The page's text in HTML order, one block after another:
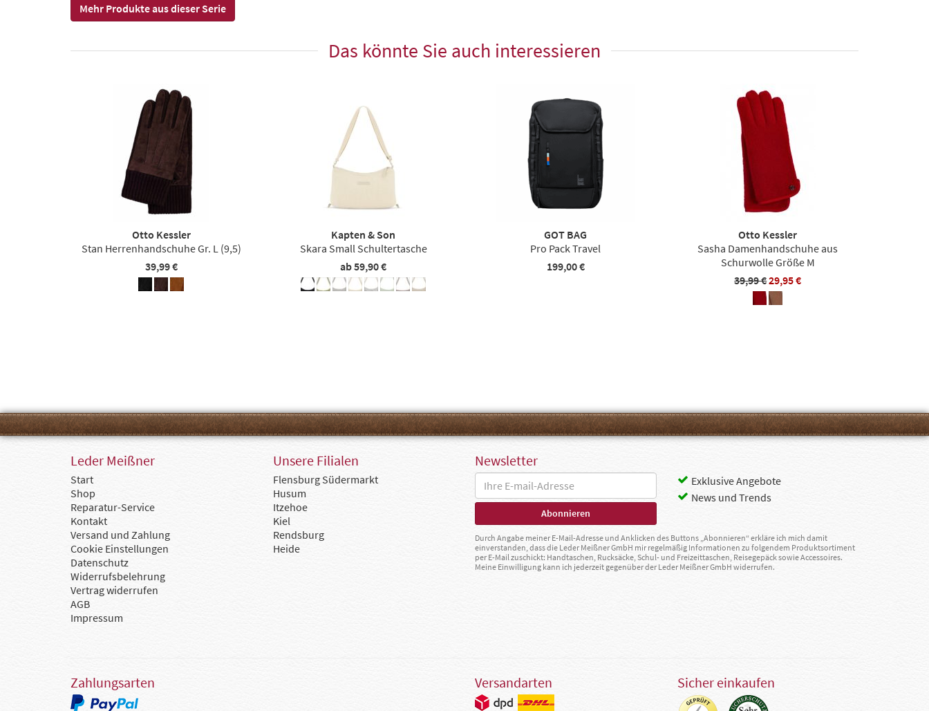
Mehr Produkte aus dieser Serie
Das könnte Sie auch interessieren
Otto Kessler
Stan Herrenhandschuhe Gr. L (9,5)
39,99 €
Kapten & Son
Skara Small Schultertasche
ab 59,90 €
GOT BAG
Pro Pack Travel
199,00 €
Otto Kessler
Sasha Damenhandschuhe aus
Schurwolle Größe M
39,99 €29,95 €
Leder Meißner
Start
Shop
Reparatur-Service
Kontakt
Versand und Zahlung
Cookie Einstellungen
Datenschutz
Widerrufsbelehrung
Vertrag widerrufen
AGB
Impressum
Unsere Filialen
Flensburg Südermarkt
Husum
Itzehoe
Kiel
Rendsburg
Heide
Newsletter
Exklusive Angebote
News und Trends
Durch Angabe meiner E-Mail-Adresse und Anklicken des Buttons „Abonnieren“ erkläre ich mich damit
einverstanden, dass die Leder Meißner GmbH mir regelmäßig Informationen zu folgendem Produktsortiment
per E-Mail zuschickt: Handtaschen, Rucksäcke, Schul- und Freizeittaschen, Reisegepäck sowie Accessoires.
Meine Einwilligung kann ich jederzeit gegenüber der Leder Meißner GmbH widerrufen.
Zahlungsarten Versandarten Sicher einkaufen